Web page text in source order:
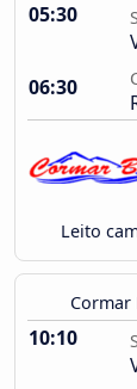
05:30
06:30
Leito
Cormar
10:10